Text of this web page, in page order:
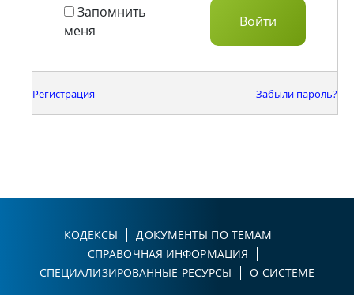
Запомнить
меня
Регистрация Забыли пароль?
КОДЕКСЫ
ДОКУМЕНТЫ ПО ТЕМАМ
СПРАВОЧНАЯ ИНФОРМАЦИЯ
СПЕЦИАЛИЗИРОВАННЫЕ РЕСУРСЫ
О СИСТЕМЕ